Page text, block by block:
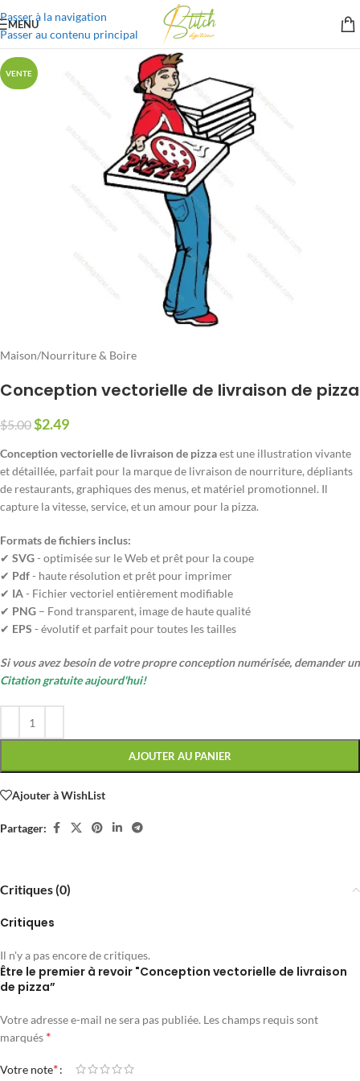
Passer à la navigation
Passer au contenu principal
MENU
VENTE
Maison/Nourriture & Boire
Conception vectorielle de livraison de pizza
$5.00$2.49
Conception vectorielle de livraison de pizzaest une illustration vivante
et détaillée, parfait pour la marque de livraison de nourriture, dépliants
de restaurants, graphiques des menus, et matériel promotionnel. Il
capture la vitesse, service, et un amour pour la pizza.
Formats de fichiers inclus:
✔ SVG- optimisée sur le Web et prêt pour la coupe
✔ Pdf- haute résolution et prêt pour imprimer
✔ IA- Fichier vectoriel entièrement modifiable
✔ PNG – Fond transparent, image de haute qualité
✔ EPS - évolutif et parfait pour toutes les tailles
Si vous avez besoin de votre propre conception numérisée, demander un
Citation gratuite aujourd'hui!
AJOUTER AU PANIER
Ajouter à WishList
Partager:
Critiques (0)
Critiques
Il n'y a pas encore de critiques.
Être le premier à revoir "Conception vectorielle de livraison
de pizza”
Votre adresse e-mail ne sera pas publiée. Les champs requis sont
marqués *
Votre note*